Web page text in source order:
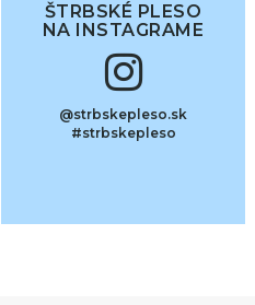
ŠTRBSKÉ PLESO
NA INSTAGRAME
@strbskepleso.sk
#strbskepleso